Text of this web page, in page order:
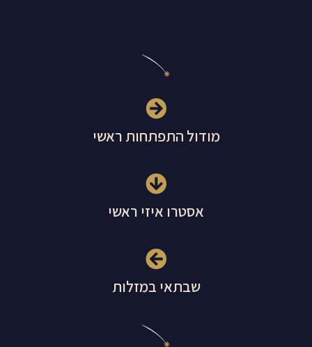
מודול התפתחות ראשי
אסטרו איזי ראשי
שבתאי במזלות